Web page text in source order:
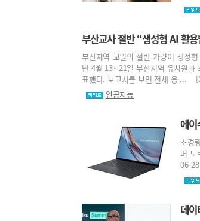
부산교사 절반 “생성형 AI 활
부산지역 교원의 절반 가량이 생성
난 4월 13∼21일 부산지역 유치원과
표했다. 보고서를 보면 전체 응 ...
인공지능
에이
초경
머 노
06-
데